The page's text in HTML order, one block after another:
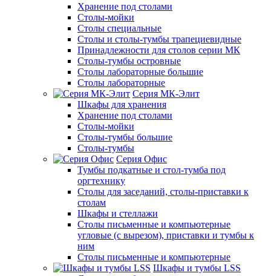
Хранение под столами
Столы-мойки
Столы специальные
Столы и столы-тумбы трапециевидные
Принадлежности для столов серии МК
Столы-тумбы островные
Столы лабораторные большие
Столы лабораторные
Серия МК-Элит
Шкафы для хранения
Хранение под столами
Столы-мойки
Столы-тумбы большие
Столы-тумбы
Серия Офис
Тумбы подкатные и стол-тумба под
оргтехнику
Столы для заседаний, столы-приставки к
столам
Шкафы и стеллажи
Столы письменные и компьютерные
угловые (с вырезом), приставки и тумбы к
ним
Столы письменные и компьютерные
Шкафы и тумбы LSS